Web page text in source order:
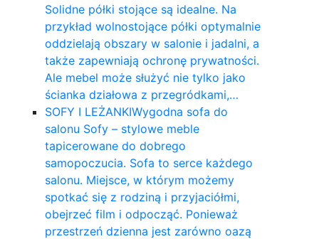
Solidne półki stojące są idealne. Na
przykład wolnostojące półki optymalnie
oddzielają obszary w salonie i jadalni, a
także zapewniają ochronę prywatności.
Ale mebel może służyć nie tylko jako
ścianka działowa z przegródkami,…
SOFY I LEŻANKIWygodna sofa do
salonu Sofy – stylowe meble
tapicerowane do dobrego
samopoczucia. Sofa to serce każdego
salonu. Miejsce, w którym możemy
spotkać się z rodziną i przyjaciółmi,
obejrzeć film i odpocząć. Ponieważ
przestrzeń dzienna jest zarówno oazą